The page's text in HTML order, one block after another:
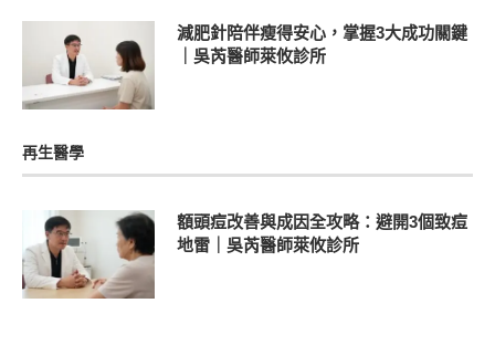
減肥針陪伴瘦得安心，掌握3大成功關鍵
｜吳芮醫師萊攸診所
再生醫學
額頭痘改善與成因全攻略：避開3個致痘
地雷｜吳芮醫師萊攸診所